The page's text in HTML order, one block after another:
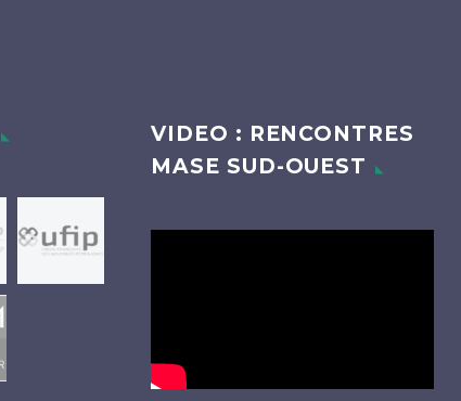
VIDEO : RENCONTRES
MASE SUD-OUEST